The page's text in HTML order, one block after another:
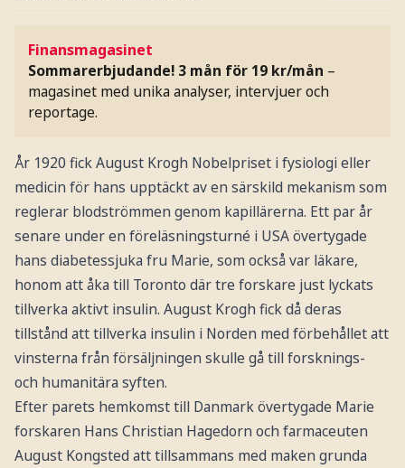
Finansmagasinet
Sommarerbjudande! 3 mån för 19 kr/mån –
magasinet med unika analyser, intervjuer och
reportage.
År 1920 fick August Krogh Nobelpriset i fysiologi eller
medicin för hans upptäckt av en särskild mekanism som
reglerar blodströmmen genom kapillärerna. Ett par år
senare under en föreläsningsturné i USA övertygade
hans diabetessjuka fru Marie, som också var läkare,
honom att åka till Toronto där tre forskare just lyckats
tillverka aktivt insulin. August Krogh fick då deras
tillstånd att tillverka insulin i Norden med förbehållet att
vinsterna från försäljningen skulle gå till forsknings-
och humanitära syften.
Efter parets hemkomst till Danmark övertygade Marie
forskaren Hans Christian Hagedorn och farmaceuten
August Kongsted att tillsammans med maken grunda